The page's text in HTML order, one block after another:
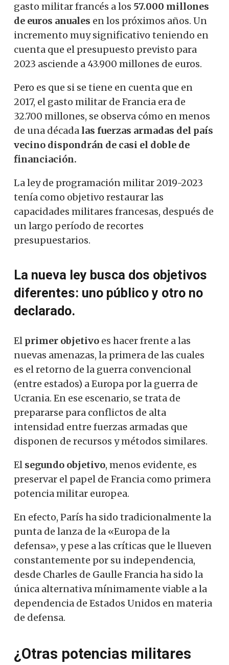
gasto militar francés a los 57.000 millones
de euros anuales en los próximos años. Un
incremento muy significativo teniendo en
cuenta que el presupuesto previsto para
2023 asciende a 43.900 millones de euros.
Pero es que si se tiene en cuenta que en
2017, el gasto militar de Francia era de
32.700 millones, se observa cómo en menos
de una década las fuerzas armadas del país
vecino dispondrán de casi el doble de
financiación.
La ley de programación militar 2019-2023
tenía como objetivo restaurar las
capacidades militares francesas, después de
un largo período de recortes
presupuestarios.
La nueva ley busca dos objetivos
diferentes: uno público y otro no
declarado.
El primer objetivo es hacer frente a las
nuevas amenazas, la primera de las cuales
es el retorno de la guerra convencional
(entre estados) a Europa por la guerra de
Ucrania. En ese escenario, se trata de
prepararse para conflictos de alta
intensidad entre fuerzas armadas que
disponen de recursos y métodos similares.
El segundo objetivo, menos evidente, es
preservar el papel de Francia como primera
potencia militar europea.
En efecto, París ha sido tradicionalmente la
punta de lanza de la «Europa de la
defensa», y pese a las críticas que le llueven
constantemente por su independencia,
desde Charles de Gaulle Francia ha sido la
única alternativa mínimamente viable a la
dependencia de Estados Unidos en materia
de defensa.
¿Otras potencias militares